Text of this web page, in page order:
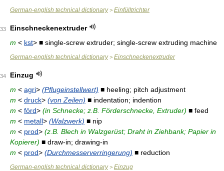
German-english technical dictionary> Einfülltrichter
33
Einschneckenextruder
m < kst> ■ single-screw extruder; single-screw extruding machine
German-english technical dictionary> Einschneckenextruder
34
Einzug
m < agri> (Pflugeinstellwert) ■ heeling; pitch adjustment
m < druck> (von Zeilen) ■ indentation; indention
m < förd> (in Schnecke; z.B. Förderschnecke, Extruder) ■ feed
m < metall> (Walzwerk) ■ nip
m < prod> (z.B. Blech in Walzgerüst; Draht in Ziehbank; Papier in
Kopierer) ■ draw-in; drawing-in
m < prod> (Durchmesserverringerung) ■ reduction
German-english technical dictionary> Einzug